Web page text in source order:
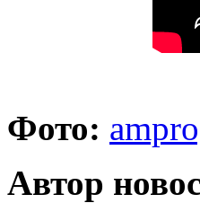
Фото:
Автор